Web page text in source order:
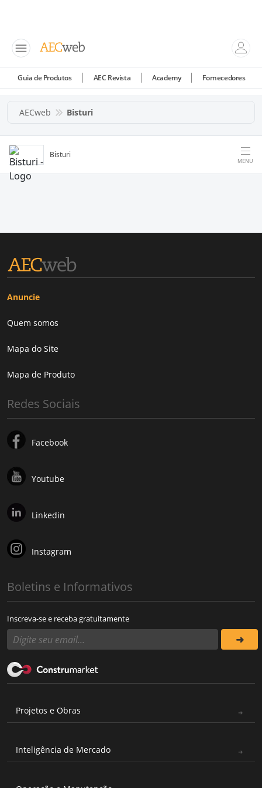
Guia de Produtos AEC Revista Academy Fornecedores
AECweb Bisturi
Bisturi
MENU
Anuncie
Quem somos
Mapa do Site
Mapa de Produto
Redes Sociais
Facebook
Youtube
Linkedin
Instagram
Boletins e Informativos
Inscreva-se e receba gratuitamente
Projetos e Obras
Inteligência de Mercado